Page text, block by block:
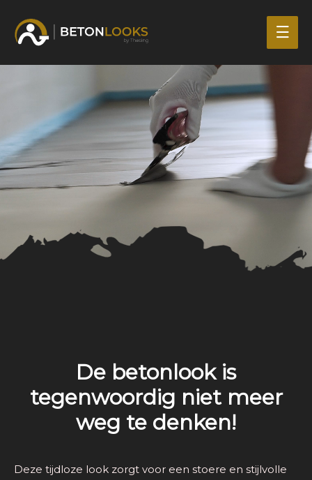
Main
De betonlook is
tegenwoordig niet meer
weg te denken!
Deze tijdloze look zorgt voor een stoere en stijlvolle